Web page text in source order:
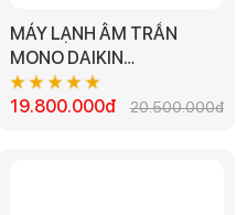
MÁY LẠNH ÂM TRẦN
MONO DAIKIN
FCNQ13MV1/RNQ13MV1 -
1.5HP
19.800.000đ 20.500.000đ